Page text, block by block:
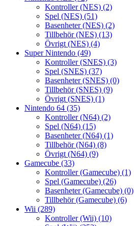
Kontroller (NES) (2)
Spel (NES) (51)
Basenheter (NES) (2)
Tillbehör (NES) (13)
Övrigt (NES) (4)
Super Nintendo (49)
Kontroller (SNES) (3)
Spel (SNES) (37)
Basenheter (SNES) (0)
Tillbehör (SNES) (9)
Övrigt (SNES) (1)
Nintendo 64 (35)
Kontroller (N64) (2)
Spel (N64) (15)
Basenheter (N64) (1)
Tillbehör (N64) (8)
Övrigt (N64) (9)
Gamecube (33)
Kontroller (Gamecube) (1)
Spel (Gamecube) (26)
Basenheter (Gamecube) (0)
Tillbehör (Gamecube) (6)
Wii (289)
Kontroller (Wii) (10)